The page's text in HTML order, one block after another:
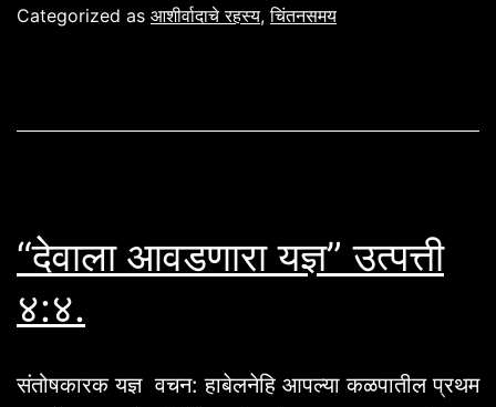
Categorized as आशीर्वादाचे रहस्य,चिंतनसमय
“देवाला आवडणारा यज्ञ” उत्पत्ती
४:४.
संतोषकारक यज्ञ वचन: हाबेलनेहि आपल्या कळपातील प्रथम